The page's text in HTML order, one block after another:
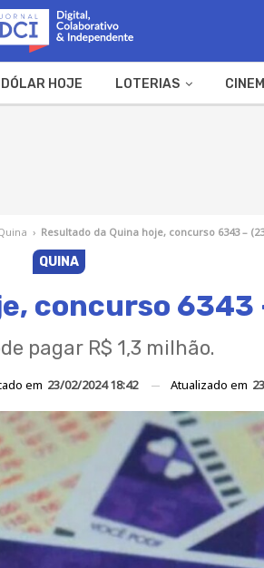
DÓLAR HOJE LOTERIAS
› Resultado da Quina hoje, concurso 6343 –
QUINA
concurso
pagar R$ 1,3 milhão.
em 23/02/2024 18:42 Atualizado em